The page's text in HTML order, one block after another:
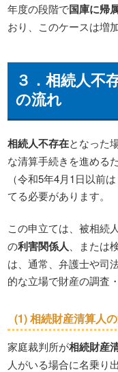
年度の段階で国庫に帰
おり、このケースは増
３．相続人不
の流れ
相続人不存在となった
な清算手続きを進める
（令和5年4月1日以前
てる必要があります。
この申立ては、被相続
の利害関係人、または
は、通常、弁護士や司
的な立場で財産の調査
(1)相続財産清算人
家庭裁判所が相続財産
人がいる場合に名乗り